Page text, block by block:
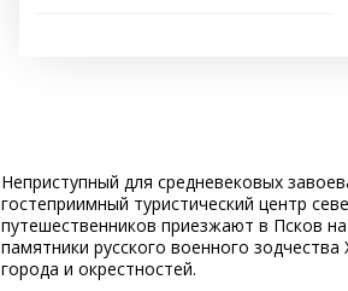
Неприступный для средневековых
гостеприимный туристический центр
путешественников приезжают в Псков
памятники русского военного
города и окрестностей.